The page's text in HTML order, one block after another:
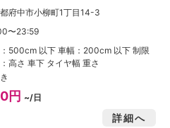
府中市小柳町1丁目14-3
〜23:59
500cm 以下 車幅：200cm 以下 制限
高さ 車下 タイヤ幅 重さ
円 ~/日
詳細へ